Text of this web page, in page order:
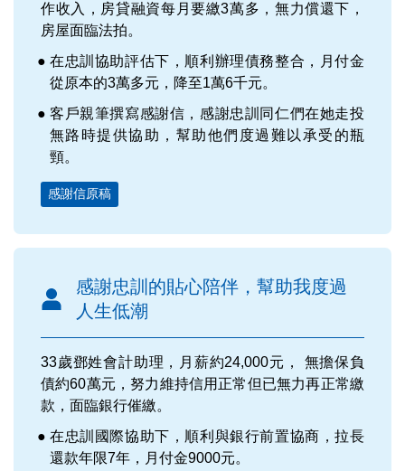
作收入，房貸融資每月要繳3萬多，無力償還下，
房屋面臨法拍。
在忠訓協助評估下，順利辦理債務整合，月付金
從原本的3萬多元，降至1萬6千元。
客戶親筆撰寫感謝信，感謝忠訓同仁們在她走投
無路時提供協助，幫助他們度過難以承受的瓶
頸。
感謝信原稿
感謝忠訓的貼心陪伴，幫助我度過
人生低潮
33歲鄧姓會計助理，月薪約24,000元， 無擔保負
債約60萬元，努力維持信用正常但已無力再正常繳
款，面臨銀行催繳。
在忠訓國際協助下，順利與銀行前置協商，拉長
還款年限7年，月付金9000元。